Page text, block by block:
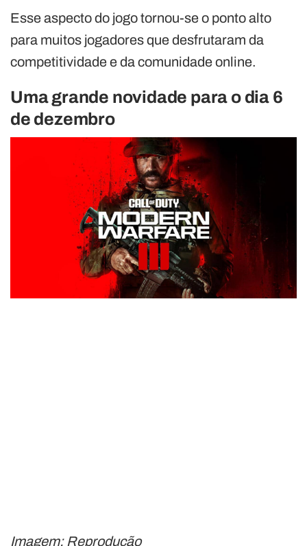
Esse aspecto do jogo tornou-se o ponto alto
para muitos jogadores que desfrutaram da
competitividade e da comunidade online.
Uma grande novidade para o dia 6
de dezembro
Imagem: Reprodução